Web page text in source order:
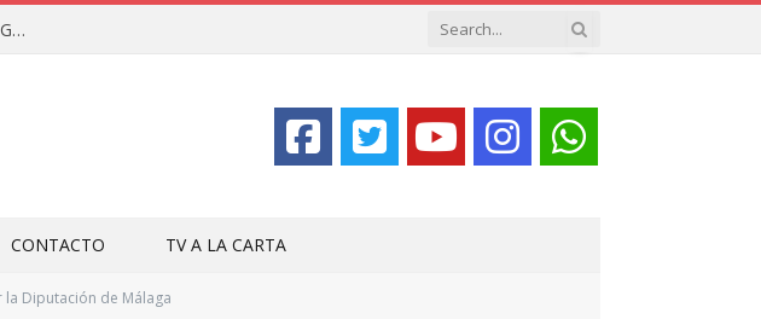
Clausuras de los campamentos de verano en Alhaurín y Villa del Guadalhorce 2026
CONTACTO TV A LA CARTA
la Diputación de Málaga